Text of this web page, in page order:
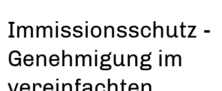
Immissionsschutz -
Genehmigung im